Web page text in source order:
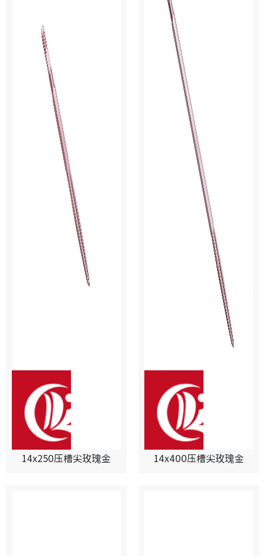
14x250压槽尖玫瑰金 14x400压槽尖玫瑰金